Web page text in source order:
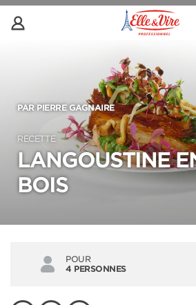
PAR PIERRE GAGNAIRE
RECETTE
LANGOUSTINE
BOIS
POUR
4 PERSONNES